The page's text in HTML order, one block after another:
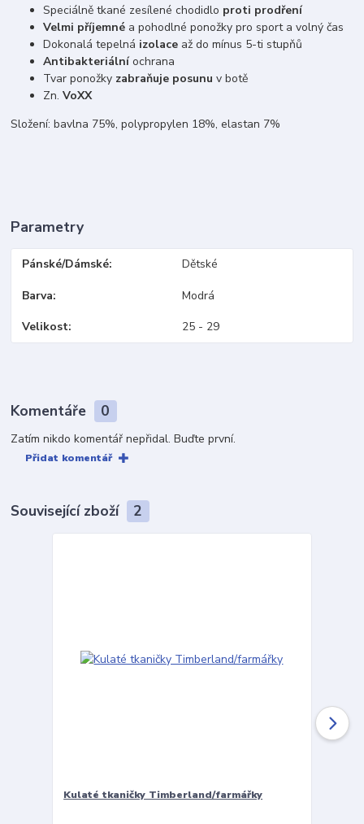
Speciálně tkané zesílené chodidlo proti prodření
Velmi příjemné a pohodlné ponožky pro sport a volný čas
Dokonalá tepelná izolace až do mínus 5-ti stupňů
Antibakteriálníochrana
Tvar ponožky zabraňuje posunu v botě
Zn.VoXX
Složení: bavlna 75%, polypropylen 18%, elastan 7%
Parametry
Pánské/Dámské Dětské
Barva Modrá
Velikost 25 - 29
Komentáře 0
Zatím nikdo komentář nepřidal. Buďte první.
Přidat komentář
Související zboží 2
Kulaté tkaničky Timberland/farmářky